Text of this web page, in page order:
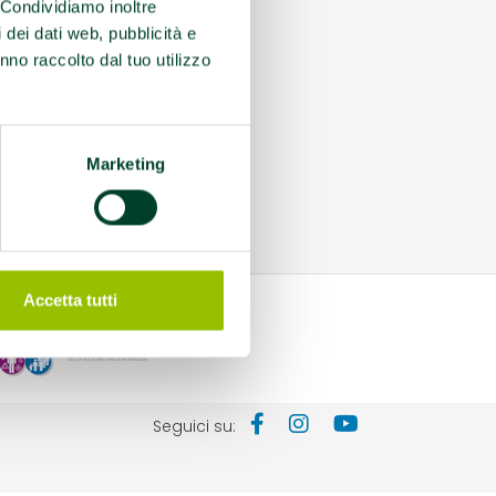
inoltre
dati web, pubblicità e
raccolto dal tuo utilizzo
Marketing
Accetta tutti
Seguici su: